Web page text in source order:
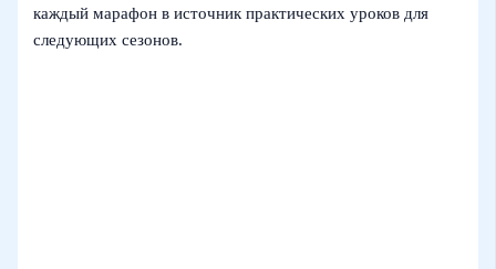
каждый марафон в источник практических уроков для
следующих сезонов.